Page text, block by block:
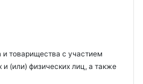
товарищества с участием
(или) физических лиц, а также